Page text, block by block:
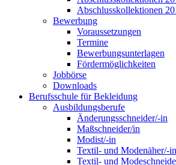
Abschlusskollektionen
Bewerbung
Voraussetzungen
Termine
Bewerbungsunterlagen
Fördermöglichkeiten
Jobbörse
Downloads
Berufsschule für Bekleidung
Ausbildungsberufe
Änderungsschneider/-in
Maßschneider/in
Modist/-in
Textil- und Modenäher/-in
Textil- und